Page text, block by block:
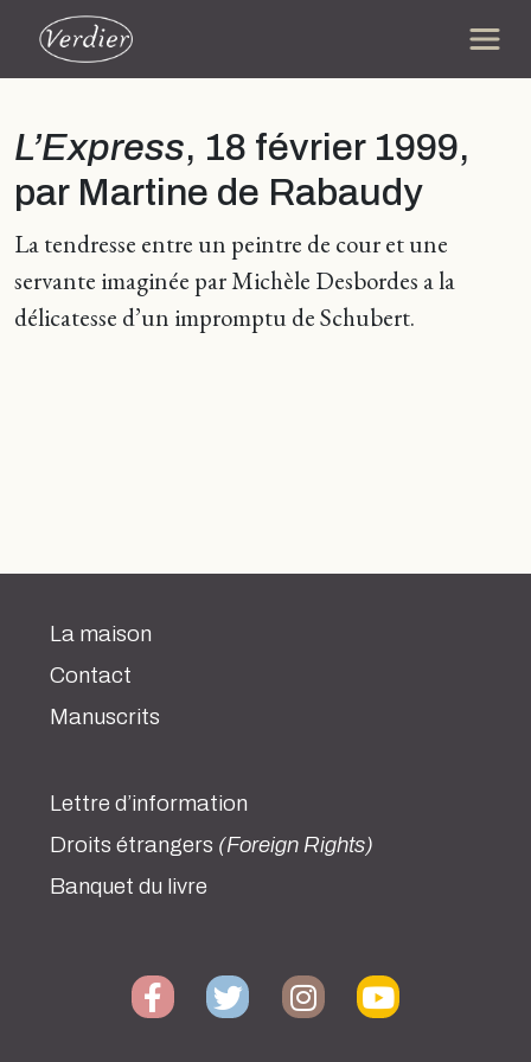
L’Express, 18 février 1999,
par Martine de Rabaudy
La tendresse entre un peintre de cour et une
servante imaginée par Michèle Desbordes a la
délicatesse d’un impromptu de Schubert.
La maison
Contact
Manuscrits
Lettre d’information
Droits étrangers (Foreign Rights)
Banquet du livre